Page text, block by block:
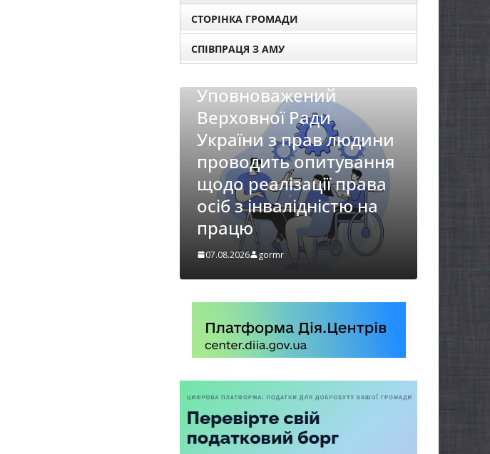
СТОРІНКА ГРОМАДИ
СПІВПРАЦЯ З АМУ
України з прав людини
проводить опитування
щодо реалізації права
осіб з інвалідністю на
НОВИНИ
Захищай небо
Чернігівщини!
07.08.2026 gormr